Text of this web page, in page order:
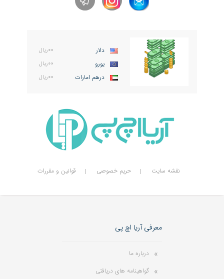
دلار ۰۰ریال
یورو ۰۰ریال
درهم امارات ۰۰ریال
قوانین و مقررات حریم خصوصی نقشه سایت
معرفی آریا اچ پی
درباره ما
گواهینامه های دریافتی